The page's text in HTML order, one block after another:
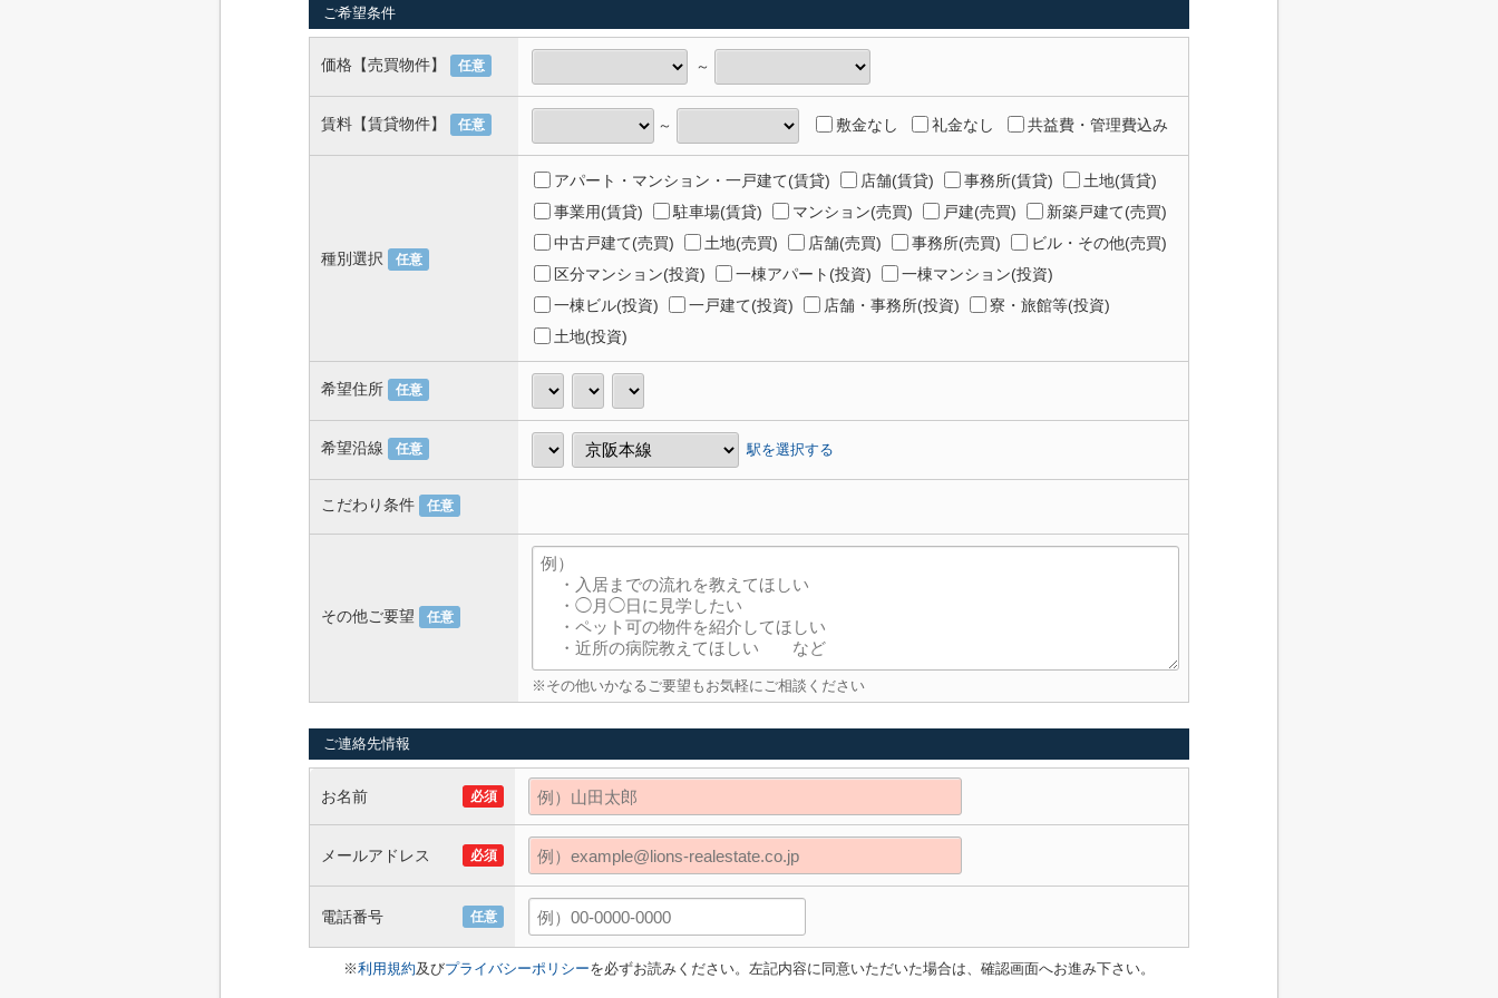
ご希望条件
価格【売買物件】 任意 ～
賃料【賃貸物件】 任意 ～ 敷金なし 礼金なし 共益費・管理費込み
種別選択 任意
アパート・マンション・一戸建て(賃貸) 店舗(賃貸) 事務所(賃貸)
土地(賃貸)
事業用(賃貸)
駐車場(賃貸) マンション(売買) 戸建(売買)
新築戸建て(売買)
中古戸建て(売買)
土地(売買) 店舗(売買) 事務所(売買)
ビル・その他(売買)
区分マンション(投資)
一棟アパート(投資)
一棟マンション(投資)
一棟ビル(投資)
一戸建て(投資) 店舗・事務所(投資)
寮・旅館等(投資)
土地(投資)
希望住所 任意
希望沿線 任意 駅を選択する
こだわり条件 任意
その他ご要望 任意
※その他いかなるご要望もお気軽にご相談ください
ご連絡先情報
お名前 必須
メールアドレス 必須
電話番号 任意
※利用規約及びプライバシーポリシーを必ずお読みください。左記内容に同意いただいた場合は、確認画面へお進み下さい。